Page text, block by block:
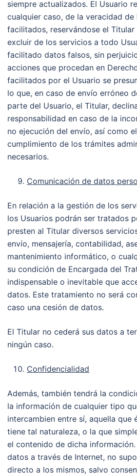
siempre actualizados. El Usuario
cualquier caso, de la veracidad
facilitados, reservándose el
excluir de los servicios a todo
facilitado datos falsos, sin
acciones que procedan en
facilitados por el Usuario se
lo que, en caso de envío erróneo
parte del Usuario, el Titular,
responsabilidad en caso de la
no ejecución del envío, así como
cumplimiento de los trámites
necesarios.
Comunicación de datos
En relación a la gestión de los
los Usuarios podrán ser tratados
presten al Titular diversos
envío, mensajería, contabilidad,
mantenimiento informático, o
su condición de Encargada del
indispensable o inevitable que
datos. Este tratamiento no será
caso una cesión de datos.
El Titular no cederá sus datos a
ningún caso.
Confidencialidad
Además, también tendrá la
la información de cualquier tipo
intercambien entre sí, aquella que
tiene tal naturaleza, o la que
el contenido de dicha
datos a través de Internet, no
directo a los mismos, salvo